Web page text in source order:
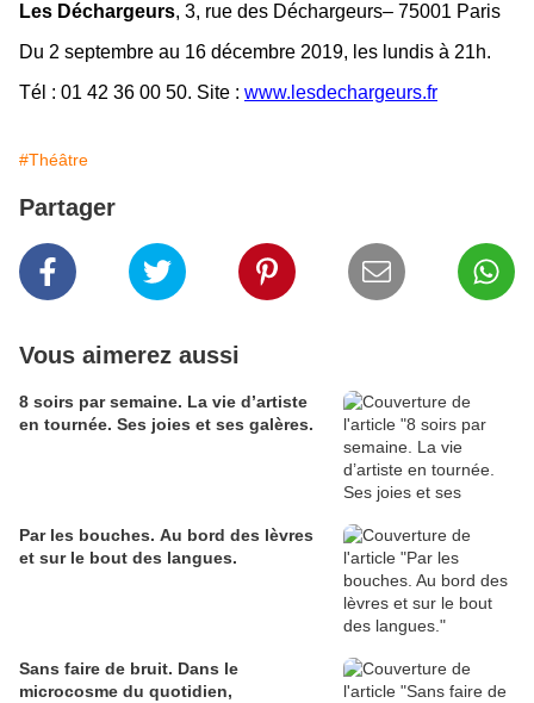
Les Déchargeurs, 3, rue des Déchargeurs– 75001 Paris
Du 2 septembre au 16 décembre 2019, les lundis à 21h.
Tél : 01 42 36 00 50. Site : www.lesdechargeurs.fr
#Théâtre
Partager
Vous aimerez aussi
8 soirs par semaine. La vie d’artiste
en tournée. Ses joies et ses galères.
Par les bouches. Au bord des lèvres
et sur le bout des langues.
Sans faire de bruit. Dans le
microcosme du quotidien,